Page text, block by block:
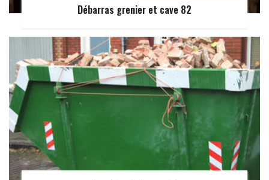
Débarras grenier et cave 82